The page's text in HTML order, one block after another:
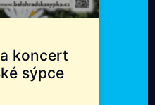
koncert
sýpce